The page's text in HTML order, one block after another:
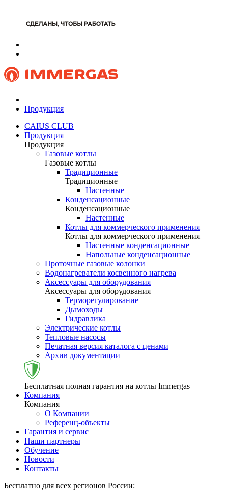
Продукция
CAIUS CLUB
Продукция
Продукция
Газовые котлы
Газовые котлы
Традиционные
Традиционные
Настенные
Конденсационные
Конденсационные
Настенные
Котлы для коммерческого применения
Котлы для коммерческого применения
Настенные конденсационные
Напольные конденсационные
Проточные газовые колонки
Водонагреватели косвенного нагрева
Аксессуары для оборудования
Аксессуары для оборудования
Терморегулирование
Дымоходы
Гидравлика
Электрические котлы
Тепловые насосы
Печатная версия каталога с ценами
Архив документации
Бесплатная полная гарантия на котлы Immergas
Компания
Компания
О Компании
Референц-объекты
Гарантия и сервис
Наши партнеры
Обучение
Новости
Контакты
Бесплатно для всех регионов России: